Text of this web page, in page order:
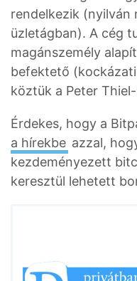
rendelkezik (nyilván
üzletágban). A cég
magánszemély
befektető
köztük a Peter
Érdekes, hogy a
a hírekbe azzal,
kezdeményezett
keresztül lehetett